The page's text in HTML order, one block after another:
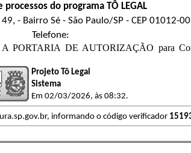
processos do programa TÔ LEGAL
- Bairro Sé - São Paulo/SP - CEP 01012-
Telefone:
DE AUTORIZAÇÃO para
Projeto Tô Legal
Sistema
Em 02/03/2026, às 08:32.
informando o código verificador